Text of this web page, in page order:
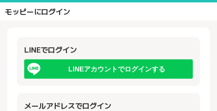
モッピーにログイン
LINEでログイン
LINEアカウントでログインする
メールアドレスでログイン